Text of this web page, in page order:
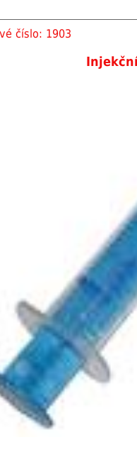
číslo: 1903